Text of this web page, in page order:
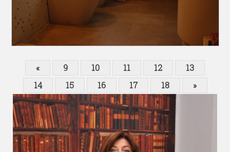
« 9 10 11 12
13
14
15 16 17 18 »